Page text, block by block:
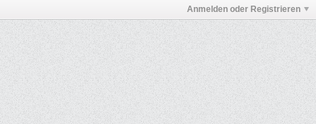
Anmelden oder Registrieren